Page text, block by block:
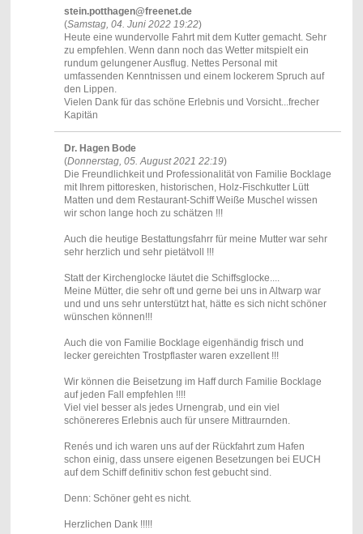
stein.potthagen@freenet.de
(Samstag, 04. Juni 2022 19:22)
Heute eine wundervolle Fahrt mit dem Kutter gemacht. Sehr
zu empfehlen. Wenn dann noch das Wetter mitspielt ein
rundum gelungener Ausflug. Nettes Personal mit
umfassenden Kenntnissen und einem lockerem Spruch auf
den Lippen.
Vielen Dank für das schöne Erlebnis und Vorsicht...frecher
Kapitän
Dr. Hagen Bode
(Donnerstag, 05. August 2021 22:19)
Die Freundlichkeit und Professionalität von Familie Bocklage
mit Ihrem pittoresken, historischen, Holz-Fischkutter Lütt
Matten und dem Restaurant-Schiff Weiße Muschel wissen
wir schon lange hoch zu schätzen !!!
Auch die heutige Bestattungsfahrr für meine Mutter war sehr
sehr herzlich und sehr pietätvoll !!!
Statt der Kirchenglocke läutet die Schiffsglocke....
Meine Mütter, die sehr oft und gerne bei uns in Altwarp war
und und uns sehr unterstützt hat, hätte es sich nicht schöner
wünschen können!!!
Auch die von Familie Bocklage eigenhändig frisch und
lecker gereichten Trostpflaster waren exzellent !!!
Wir können die Beisetzung im Haff durch Familie Bocklage
auf jeden Fall empfehlen !!!!
Viel viel besser als jedes Urnengrab, und ein viel
schönereres Erlebnis auch für unsere Mittraurnden.
Renés und ich waren uns auf der Rückfahrt zum Hafen
schon einig, dass unsere eigenen Besetzungen bei EUCH
auf dem Schiff definitiv schon fest gebucht sind.
Denn: Schöner geht es nicht.
Herzlichen Dank !!!!!